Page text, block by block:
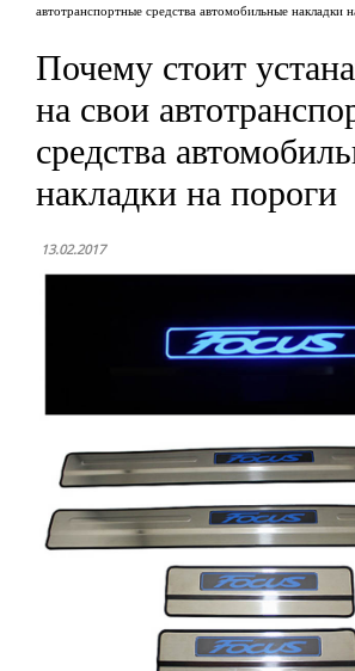
автотранспортные средства автомобильные накладки
Почему стоит
на свои
средства
накладки на пороги
13.02.2017